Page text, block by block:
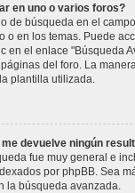
en uno o varios foros?
de búsqueda en el
o en los temas. Puede
en el enlace "Búsqueda
del foro. La
plantilla utilizada.
devuelve ningún
fue muy general e
por phpBB. Sea
la búsqueda avanzada.